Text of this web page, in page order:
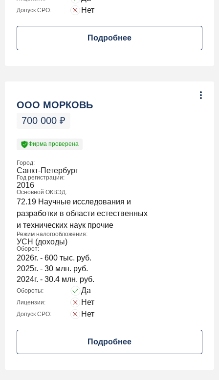
Допуск СРО: Нет
Подробнее
ООО МОРКОВЬ
700 000 ₽
Фирма проверена
Город:
Санкт-Петербург
Год регистрации:
2016
Основной ОКВЭД:
72.19 Научные исследования и
разработки в области естественных
и технических наук прочие
Режим налогообложения:
УСН (доходы)
Оборот:
2026г. - 600 тыс. руб.
2025г. - 30 млн. руб.
2024г. - 30.4 млн. руб.
Обороты: Да
Лицензии: Нет
Допуск СРО: Нет
Подробнее